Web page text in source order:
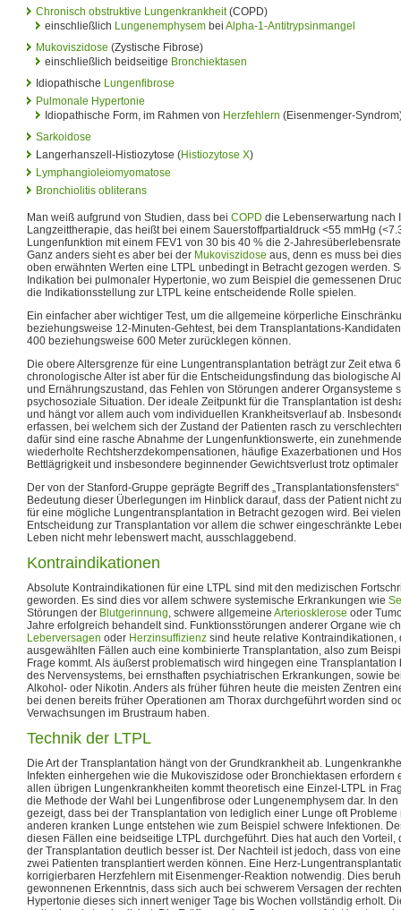
Chronisch obstruktive Lungenkrankheit(COPD)
einschließlich Lungenemphysem bei Alpha-1-Antitrypsinmangel
Mukoviszidose (Zystische Fibrose)
einschließlich beidseitige Bronchiektasen
Idiopathische Lungenfibrose
Pulmonale Hypertonie
Idiopathische Form, im Rahmen von Herzfehlern (Eisenmenger-
Sarkoidose
Langerhanszell-Histiozytose (Histiozytose X)
Lymphangioleiomyomatose
Bronchiolitis obliterans
Man weiß aufgrund von Studien, dass bei COPD die Lebenserwartung nach
Langzeittherapie, das heißt bei einem Sauerstoffpartialdruck <55 mmHg
Lungenfunktion mit einem FEV1 von 30 bis 40 % die 2-
Ganz anders sieht es aber bei der Mukoviszidose aus, denn es muss bei
oben erwähnten Werten eine LTPL unbedingt in Betracht gezogen werden.
Indikation bei pulmonaler Hypertonie, wo zum Beispiel die gemessenen
die Indikationsstellung zur LTPL keine entscheidende Rolle spielen.
Ein einfacher aber wichtiger Test, um die allgemeine körperliche
beziehungsweise 12-Minuten-Gehtest, bei dem Transplantations-
400 beziehungsweise 600 Meter zurücklegen können.
Die obere Altersgrenze für eine Lungentransplantation beträgt zur Zeit etwa
chronologische Alter ist aber für die Entscheidungsfindung das biologische
und Ernährungszustand, das Fehlen von Störungen anderer Organsysteme
psychosoziale Situation. Der ideale Zeitpunkt für die Transplantation ist
und hängt vor allem auch vom individuellen Krankheitsverlauf ab.
erfassen, bei welchem sich der Zustand der Patienten rasch zu
dafür sind eine rasche Abnahme der Lungenfunktionswerte, ein
wiederholte Rechtsherzdekompensationen, häufige Exazerbationen und
Bettlägrigkeit und insbesondere beginnender Gewichtsverlust trotz
Der von der Stanford-Gruppe geprägte Begriff des
Bedeutung dieser Überlegungen im Hinblick darauf, dass der Patient nicht
für eine mögliche Lungentransplantation in Betracht gezogen wird. Bei
Entscheidung zur Transplantation vor allem die schwer eingeschränkte
Leben nicht mehr lebenswert macht, ausschlaggebend.
Kontraindikationen
Absolute Kontraindikationen für eine LTPL sind mit den medizischen
geworden. Es sind dies vor allem schwere systemische Erkrankungen wie
Störungen der Blutgerinnung, schwere allgemeine Arteriosklerose oder
Jahre erfolgreich behandelt sind. Funktionsstörungen anderer Organe wie
Leberversagen oder Herzinsuffizienz sind heute relative
ausgewählten Fällen auch eine kombinierte Transplantation, also zum
Frage kommt. Als äußerst problematisch wird hingegen eine
des Nervensystems, bei ernsthaften psychiatrischen Erkrankungen, sowie
Alkohol- oder Nikotin. Anders als früher führen heute die meisten Zentren
bei denen bereits früher Operationen am Thorax durchgeführt worden sind
Verwachsungen im Brustraum haben.
Technik der LTPL
Die Art der Transplantation hängt von der Grundkrankheit ab.
Infekten einhergehen wie die Mukoviszidose oder Bronchiektasen erfordern
allen übrigen Lungenkrankheiten kommt theoretisch eine Einzel-LTPL in
die Methode der Wahl bei Lungenfibrose oder Lungenemphysem dar. In
gezeigt, dass bei der Transplantation von lediglich einer Lunge oft
anderen kranken Lunge entstehen wie zum Beispiel schwere Infektionen.
diesen Fällen eine beidseitige LTPL durchgeführt. Dies hat auch den
der Transplantation deutlich besser ist. Der Nachteil ist jedoch, dass von
zwei Patienten transplantiert werden können. Eine Herz-
korrigierbaren Herzfehlern mit Eisenmenger-Reaktion notwendig. Dies
gewonnenen Erkenntnis, dass sich auch bei schwerem Versagen der
Hypertonie dieses sich innert weniger Tage bis Wochen vollständig erholt.